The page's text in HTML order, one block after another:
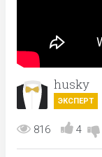
husky
ЭКСПЕРТ
816 4